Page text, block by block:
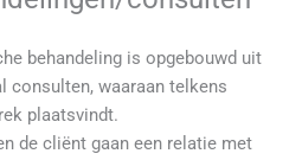
behandeling is opgebouwd uit
consulten, waaraan telkens
plaatsvindt.
de cliënt gaan een relatie met